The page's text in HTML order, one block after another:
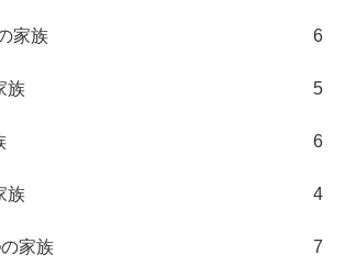
家族 6
族 5
6
族 4
家族 7